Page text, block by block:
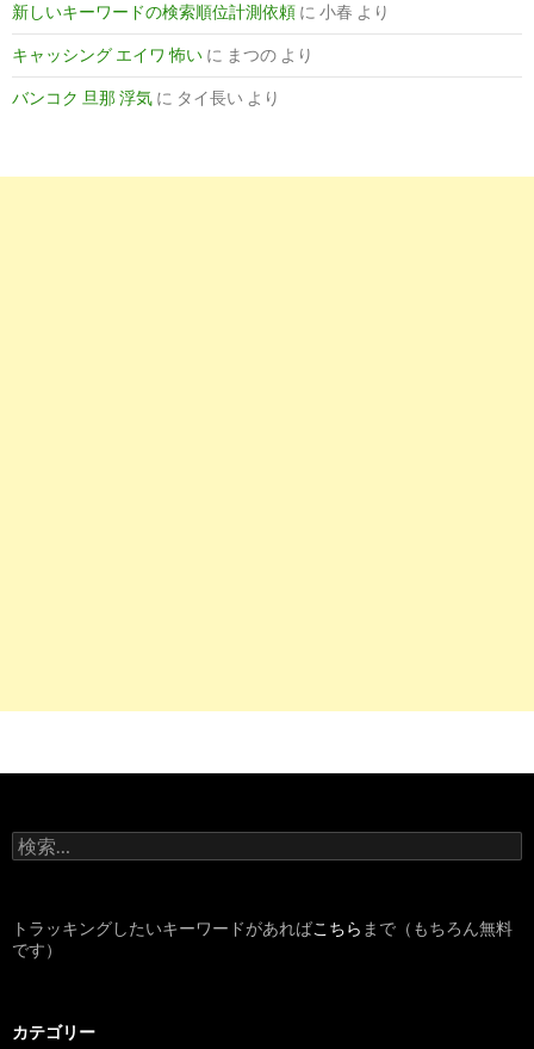
新しいキーワードの検索順位計測依頼 に 小春 より
キャッシング エイワ 怖い に まつの より
バンコク 旦那 浮気 に タイ長い より
検
索
トラッキングしたいキーワードがあればこちら まで（もちろん無料
です）
カテゴリー